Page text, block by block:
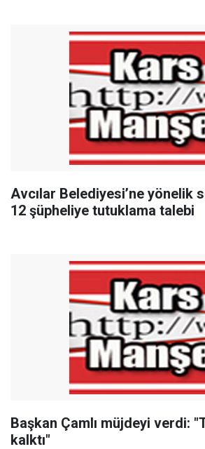
Avcılar Belediyesi’ne yönelik
12 şüpheliye tutuklama talebi
Başkan Çamlı müjdeyi verdi:
kalktı"